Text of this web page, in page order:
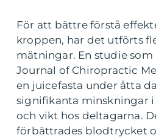
För att bättre förstå
kroppen, har det utförts
mätningar. En studie
Journal of Chiropractic
en juicefasta under åtta
signifikanta minskningar
och vikt hos deltagarna.
förbättrades blodtrycket